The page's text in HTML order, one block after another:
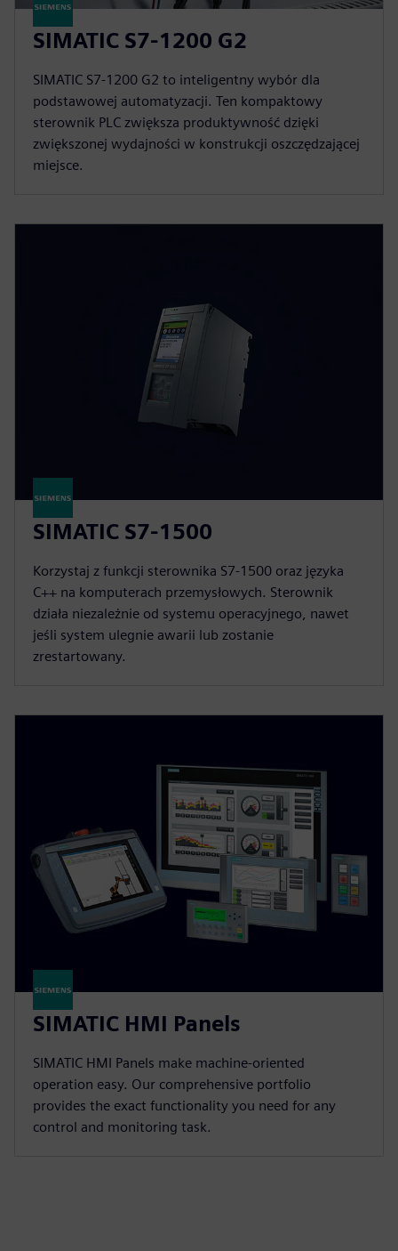
SIMATIC S7-1200 G2
SIMATIC S7-1200 G2 to inteligentny wybór dla
podstawowej automatyzacji. Ten kompaktowy
sterownik PLC zwiększa produktywność dzięki
zwiększonej wydajności w konstrukcji oszczędzającej
miejsce.
SIMATIC S7-1500
Korzystaj z funkcji sterownika S7-1500 oraz języka
C++ na komputerach przemysłowych. Sterownik
działa niezależnie od systemu operacyjnego, nawet
jeśli system ulegnie awarii lub zostanie
zrestartowany.
SIMATIC HMI Panels
SIMATIC HMI Panels make machine-oriented
operation easy. Our comprehensive portfolio
provides the exact functionality you need for any
control and monitoring task.